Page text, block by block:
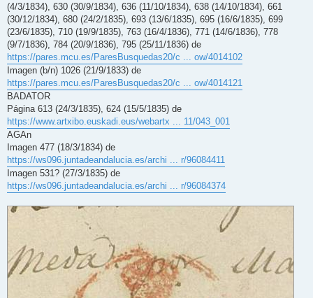
(4/3/1834), 630 (30/9/1834), 636 (11/10/1834), 638 (14/10/1834), 661
(30/12/1834), 680 (24/2/1835), 693 (13/6/1835), 695 (16/6/1835), 699
(23/6/1835), 710 (19/9/1835), 763 (16/4/1836), 771 (14/6/1836), 778
(9/7/1836), 784 (20/9/1836), 795 (25/11/1836) de
https://pares.mcu.es/ParesBusquedas20/c ... ow/4014102
Imagen (b/n) 1026 (21/9/1833) de
https://pares.mcu.es/ParesBusquedas20/c ... ow/4014121
BADATOR
Página 613 (24/3/1835), 624 (15/5/1835) de
https://www.artxibo.euskadi.eus/webartx ... 11/043_001
AGAn
Imagen 477 (18/3/1834) de
https://ws096.juntadeandalucia.es/archi ... r/96084411
Imagen 531? (27/3/1835) de
https://ws096.juntadeandalucia.es/archi ... r/96084374